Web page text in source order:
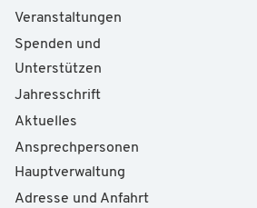
Veranstaltungen
Spenden und
Unterstützen
Jahresschrift
Aktuelles
Ansprechpersonen
Hauptverwaltung
Adresse und Anfahrt